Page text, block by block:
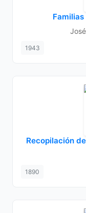
1943
Recopilación
1890